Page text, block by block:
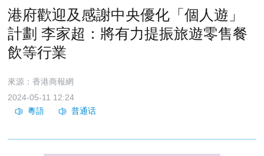
港府歡迎及感謝中央優化「個人遊」
計劃 李家超：將有力提振旅遊零售餐
飲等行業
來源：香港商報網
2024-05-11 12:24